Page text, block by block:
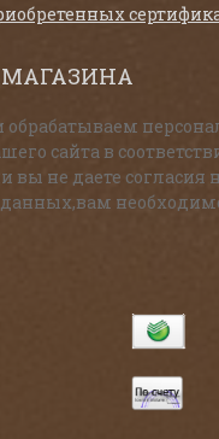
сайта в
вы не даете согласия